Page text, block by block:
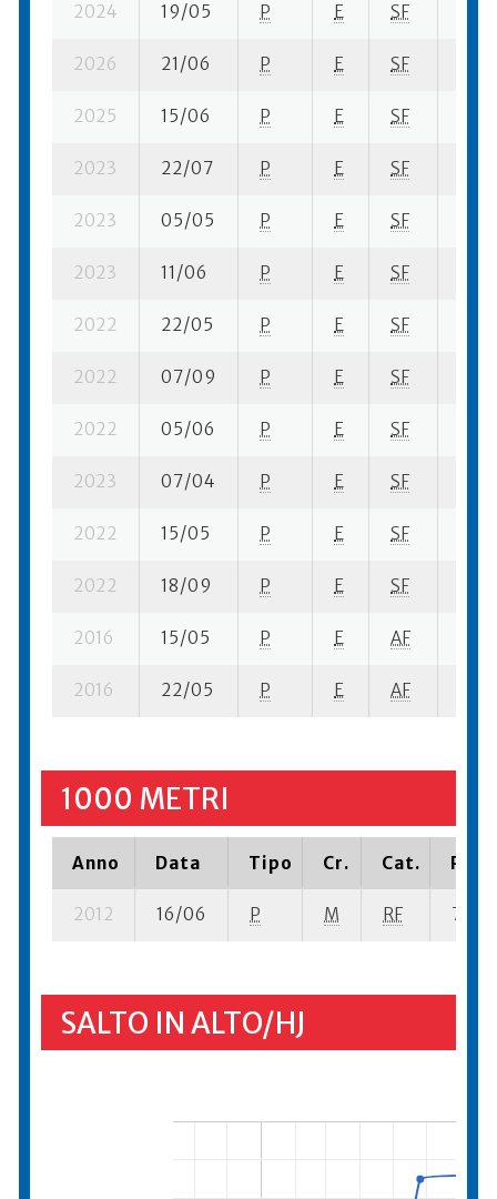
2024 19/05 P E SF
2026 21/06 P E SF
2025 15/06 P E SF
2023 22/07 P E SF
2023 05/05 P E SF
2023 11/06 P E SF
2022 22/05 P E SF
2022 07/09 P E SF
2022 05/06 P E SF
2023 07/04 P E SF
2022 15/05 P E SF
2022 18/09 P E SF
2016 15/05 P E AF
2016 22/05 P E AF
1000 METRI
Anno Data Tipo Cr. Cat.
2012 16/06 P M RF 7 su-
SALTO IN ALTO/HJ